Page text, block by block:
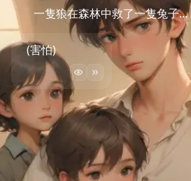
一隻狼在森林中救了一隻兔子...
(害怕)